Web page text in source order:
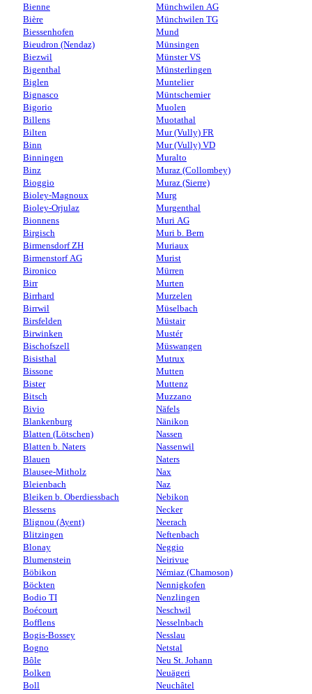
Bienne
Bière
Biessenhofen
Bieudron (Nendaz)
Biezwil
Bigenthal
Biglen
Bignasco
Bigorio
Billens
Bilten
Binn
Binningen
Binz
Bioggio
Bioley-Magnoux
Bioley-Orjulaz
Bionnens
Birgisch
Birmensdorf ZH
Birmenstorf AG
Bironico
Birr
Birrhard
Birrwil
Birsfelden
Birwinken
Bischofszell
Bisisthal
Bissone
Bister
Bitsch
Bivio
Blankenburg
Blatten (Lötschen)
Blatten b. Naters
Blauen
Blausee-Mitholz
Bleienbach
Bleiken b. Oberdiessbach
Blessens
Blignou (Ayent)
Blitzingen
Blonay
Blumenstein
Böbikon
Böckten
Bodio TI
Boécourt
Bofflens
Bogis-Bossey
Bogno
Bôle
Bolken
Boll
Münchwilen AG
Münchwilen TG
Mund
Münsingen
Münster VS
Münsterlingen
Muntelier
Müntschemier
Muolen
Muotathal
Mur (Vully) FR
Mur (Vully) VD
Muralto
Muraz (Collombey)
Muraz (Sierre)
Murg
Murgenthal
Muri AG
Muri b. Bern
Muriaux
Murist
Mürren
Murten
Murzelen
Müselbach
Müstair
Mustér
Müswangen
Mutrux
Mutten
Muttenz
Muzzano
Näfels
Nänikon
Nassen
Nassenwil
Naters
Nax
Naz
Nebikon
Necker
Neerach
Neftenbach
Neggio
Neirivue
Némiaz (Chamoson)
Nennigkofen
Nenzlingen
Neschwil
Nesselnbach
Nesslau
Netstal
Neu St. Johann
Neuägeri
Neuchâtel